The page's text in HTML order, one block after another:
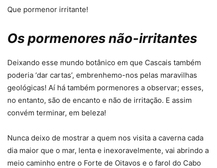
Que pormenor irritante!
Os pormenores não-irritantes
Deixando esse mundo botânico em que Cascais também
poderia ‘dar cartas’, embrenhemo-nos pelas maravilhas
geológicas! Aí há também pormenores a observar; esses,
no entanto, são de encanto e não de irritação. E assim
convém terminar, em beleza!
Nunca deixo de mostrar a quem nos visita a caverna cada
dia maior que o mar, lenta e inexoravelmente, vai abrindo a
meio caminho entre o Forte de Oitavos e o farol do Cabo